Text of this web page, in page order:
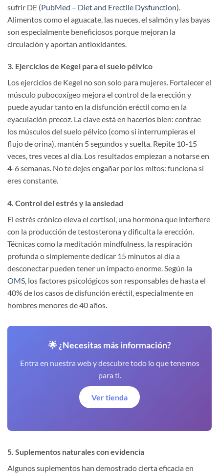
sufrir DE (PubMed – Diet and Erectile Dysfunction).
Alimentos como el aguacate, las nueces, el salmón y las bayas
son especialmente beneficiosos porque mejoran la
circulación y aportan antioxidantes.
3. Ejercicios de Kegel para el suelo pélvico
Los ejercicios de Kegel no son solo para mujeres. Fortalecer el
músculo pubocoxígeo mejora el control de la erección y
puede ayudar tanto en la disfunción eréctil como en la
eyaculación precoz. La clave está en hacerlos bien: contrae
los músculos del suelo pélvico (como si interrumpieras el
flujo de orina), mantén 5 segundos y suelta. Repite 10-15
veces, tres veces al día. Los resultados empiezan a notarse en
4-6 semanas. No te dejes engañar por los mitos: funciona si
eres constante.
4. Control del estrés y la ansiedad
El estrés crónico eleva el cortisol, una hormona que interfiere
con la producción de testosterona y dificulta la erección.
Técnicas como la meditación mindfulness, la respiración
profunda o simplemente dedicar 15 minutos al día a
desconectar pueden tener un impacto enorme. Según la
OMS, los factores psicológicos son responsables de hasta el
40% de los casos de disfunción eréctil, especialmente en
hombres menores de 40 años.
🌟 ¿Necesitas más información?
Entra en nuestra web y descubre todo lo que tenemos
para ti.
Ver tienda
5. Suplementos naturales con evidencia
Algunos suplementos han demostrado cierta eficacia en